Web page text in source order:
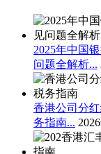
2025年中国
问题全解析...
香港公司分
务指南...